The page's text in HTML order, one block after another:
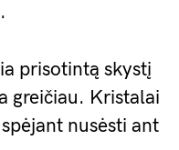
prisotintą skystį
greičiau. Kristalai
nusėsti ant